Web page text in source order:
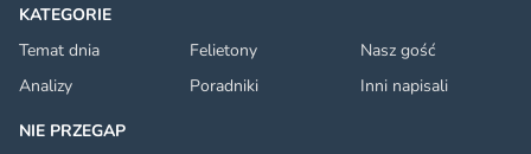
KATEGORIE
Temat dnia
Felietony
Nasz gość
Analizy
Poradniki
Inni napisali
NIE PRZEGAP